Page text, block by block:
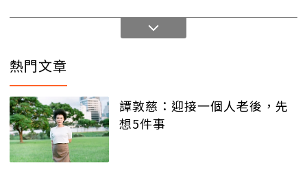
熱門文章
譚敦慈：迎接一個人老後，先
想5件事